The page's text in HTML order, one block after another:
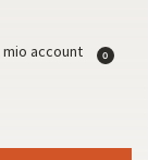
mio account 0